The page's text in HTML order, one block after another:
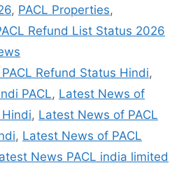
, PACL Properties,
Refund List Status 2026
Refund Status Hindi,
PACL, Latest News of
Hindi, Latest News of PACL
, Latest News of PACL
News PACL india limited